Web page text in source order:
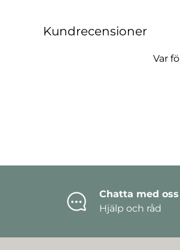
Kundrecensioner
Var
Chatta med oss
Hjälp och råd